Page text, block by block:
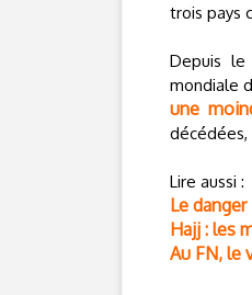
trois pays
Depuis le
mondiale
une
décédées,
Lire aussi :
Le
Hajj : les
Au FN, le